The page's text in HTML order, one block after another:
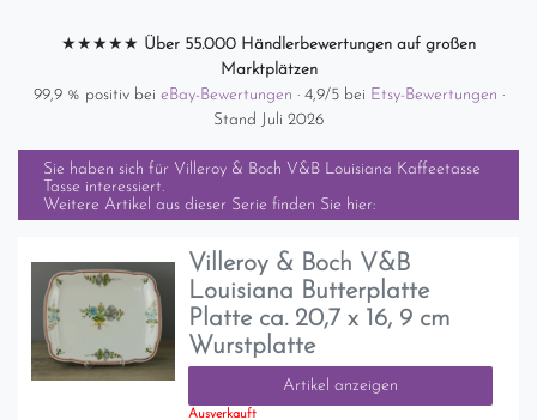
★★★★★ Über 55.000 Händlerbewertungen auf großen
Marktplätzen
99,9 % positiv bei eBay-Bewertungen · 4,9/5 bei Etsy-Bewertungen ·
Stand Juli 2026
Sie haben sich für Villeroy & Boch V&B Louisiana Kaffeetasse
Tasse interessiert.
Weitere Artikel aus dieser Serie finden Sie hier:
Villeroy & Boch V&B
Louisiana Butterplatte
Platte ca. 20,7 x 16, 9 cm
Wurstplatte
Artikel anzeigen
Ausverkauft